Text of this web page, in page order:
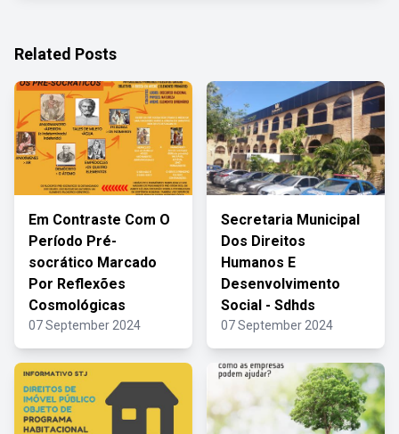
Related Posts
Em Contraste Com O
Período Pré-
socrático Marcado
Por Reflexões
Cosmológicas
07 September 2024
Secretaria Municipal
Dos Direitos
Humanos E
Desenvolvimento
Social - Sdhds
07 September 2024